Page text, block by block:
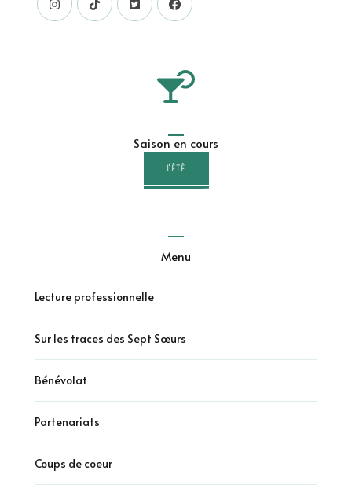
Saison en cours
L'ÉTÉ
Menu
Lecture professionnelle
Sur les traces des Sept Sœurs
Bénévolat
Partenariats
Coups de coeur